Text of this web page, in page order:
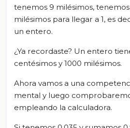
tenemos 9 milésimos,
milésimos para llegar a 1, es
un entero.
¿Ya recordaste? Un entero
centésimos y 1000 milésimos.
Ahora vamos a una
mental y luego
empleando la calculadora.